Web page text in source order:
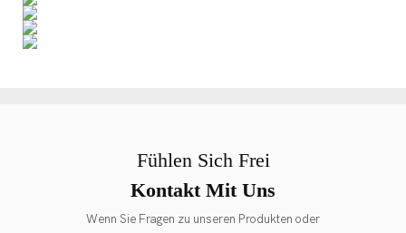
Fühlen Sich Frei
Kontakt Mit Uns
Wenn Sie Fragen zu unseren Produkten oder